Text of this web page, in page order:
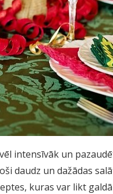
intensīvāk un
daudz un dažādas
kuras var likt galdā